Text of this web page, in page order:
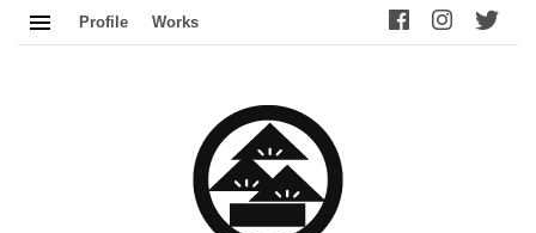
Profile Works